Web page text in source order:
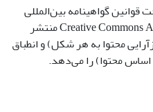
گواهینامه بین‌المللی
Creative Commons Attribution 4.0 International License منتشر
محتوا به هر شکل) و انطباق
اساس محتوا) را می‌دهد.